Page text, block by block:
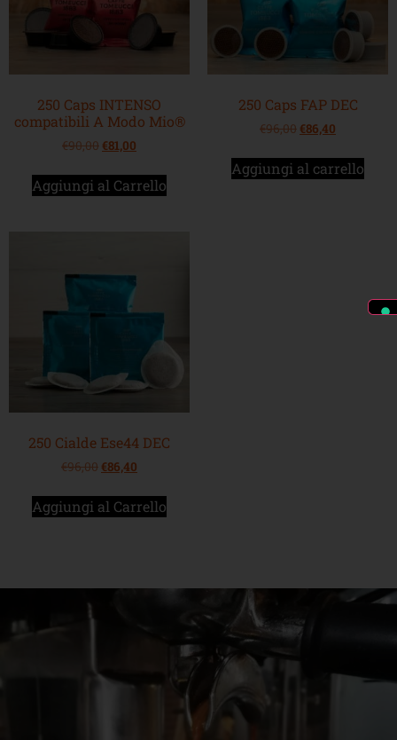
250 Caps INTENSO
compatibili A Modo Mio®
€90,00 €81,00
Aggiungi al Carrello
250 Caps FAP DEC
€96,00 €86,40
Aggiungi al carrello
250 Cialde Ese44 DEC
€96,00 €86,40
Aggiungi al Carrello